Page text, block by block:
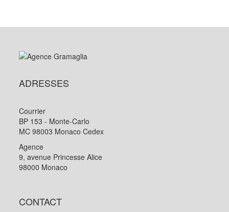
ADRESSES
Courrier
BP 153 - Monte-Carlo
MC 98003 Monaco Cedex
Agence
9, avenue Princesse Alice
98000 Monaco
CONTACT